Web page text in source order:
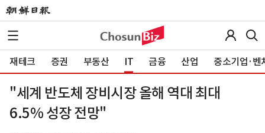
재테크 증권 부동산 IT 금융 산업 중소기업·벤
"세계 반도체 장비시장 올해 역대 최대
6.5% 성장 전망"